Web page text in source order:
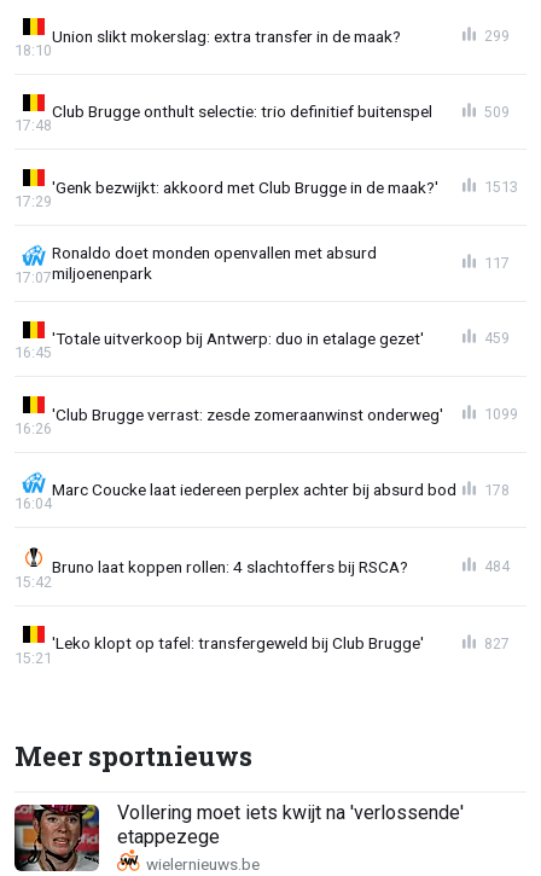
Union slikt mokerslag: extra transfer in de maak?
18:10
299
Club Brugge onthult selectie: trio definitief buitenspel
17:48
509
'Genk bezwijkt: akkoord met Club Brugge in de maak?'
17:29
1513
Ronaldo doet monden openvallen met absurd
miljoenenpark
17:07
117
'Totale uitverkoop bij Antwerp: duo in etalage gezet'
16:45
459
'Club Brugge verrast: zesde zomeraanwinst onderweg'
16:26
1099
Marc Coucke laat iedereen perplex achter bij absurd bod
16:04
178
Bruno laat koppen rollen: 4 slachtoffers bij RSCA?
15:42
484
'Leko klopt op tafel: transfergeweld bij Club Brugge'
15:21
827
Meer sportnieuws
Vollering moet iets kwijt na 'verlossende'
etappezege